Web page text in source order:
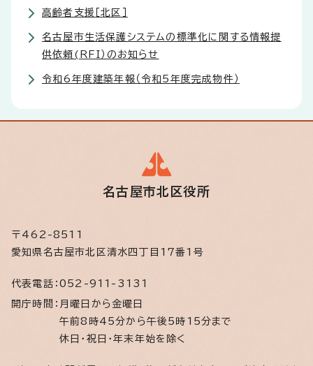
高齢者支援［北区］
名古屋市生活保護システムの標準化に関する情報提
供依頼(RFI）のお知らせ
令和6年度建築年報（令和5年度完成物件）
名古屋市北区役所
〒462-8511
愛知県名古屋市北区清水四丁目17番1号
代表電話： 052-911-3131
開庁時間： 月曜日から金曜日
午前8時45分から午後5時15分まで
休日・祝日・年末年始を除く